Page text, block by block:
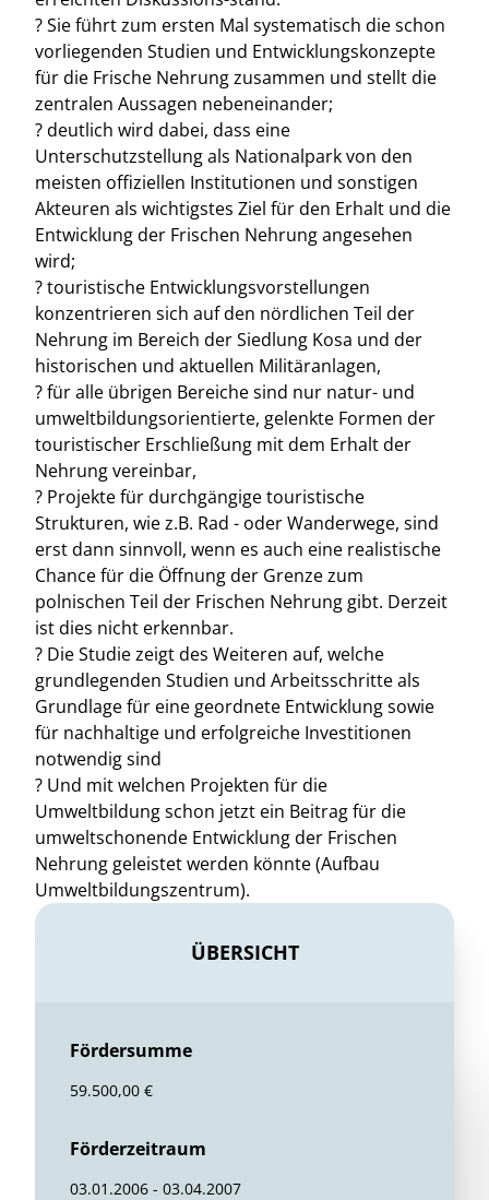
? Sie führt zum ersten Mal systematisch die schon
vorliegenden Studien und Entwicklungskonzepte
für die Frische Nehrung zusammen und stellt die
zentralen Aussagen nebeneinander;
? deutlich wird dabei, dass eine
Unterschutzstellung als Nationalpark von den
meisten offiziellen Institutionen und sonstigen
Akteuren als wichtigstes Ziel für den Erhalt und die
Entwicklung der Frischen Nehrung angesehen
wird;
? touristische Entwicklungsvorstellungen
konzentrieren sich auf den nördlichen Teil der
Nehrung im Bereich der Siedlung Kosa und der
historischen und aktuellen Militäranlagen,
? für alle übrigen Bereiche sind nur natur- und
umweltbildungsorientierte, gelenkte Formen der
touristischer Erschließung mit dem Erhalt der
Nehrung vereinbar,
? Projekte für durchgängige touristische
Strukturen, wie z.B. Rad - oder Wanderwege, sind
erst dann sinnvoll, wenn es auch eine realistische
Chance für die Öffnung der Grenze zum
polnischen Teil der Frischen Nehrung gibt. Derzeit
ist dies nicht erkennbar.
? Die Studie zeigt des Weiteren auf, welche
grundlegenden Studien und Arbeitsschritte als
Grundlage für eine geordnete Entwicklung sowie
für nachhaltige und erfolgreiche Investitionen
notwendig sind
? Und mit welchen Projekten für die
Umweltbildung schon jetzt ein Beitrag für die
umweltschonende Entwicklung der Frischen
Nehrung geleistet werden könnte (Aufbau
Umweltbildungszentrum).
ÜBERSICHT
Fördersumme
59.500,00 €
Förderzeitraum
03.01.2006 - 03.04.2007